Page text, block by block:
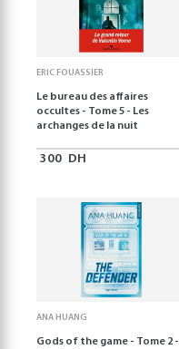
ERIC FOUASSIER
Le bureau des affaires
occultes - Tome 5 - Les
archanges de la nuit
300 DH
ANA HUANG
Gods of the game - Tome 2 -